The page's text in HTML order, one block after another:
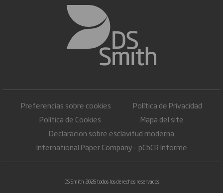
Preferencias sobre cookies
Política de Privacidad
Política de Cookies
Mapa del site
Declaracion sobre esclavitud moderna
International Paper Company - pCbCR Informe
DS Smith 2026 todos los derechos reservados